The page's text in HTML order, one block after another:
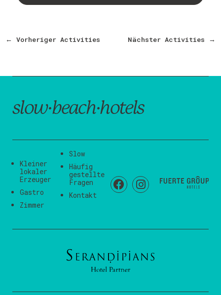
← Vorheriger Activities Nächster Activities →
slow·beach·hotels
Kleiner
lokaler
Erzeuger
Gastro
Zimmer
Slow
Häufig
gestellte
Fragen
Kontakt